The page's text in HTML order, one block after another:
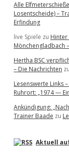
Alle
Losentscheide) –
Erfindung
live Spiele zu Hinter
Mönchengladbach
Hertha BSC
– Die Nachrichten zu
Lesenswerte Links
Ruhrort: „1974 —
Ankündigung:
Trainer Baade zu
Aktuell